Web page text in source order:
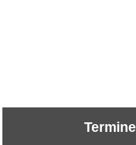
Termine